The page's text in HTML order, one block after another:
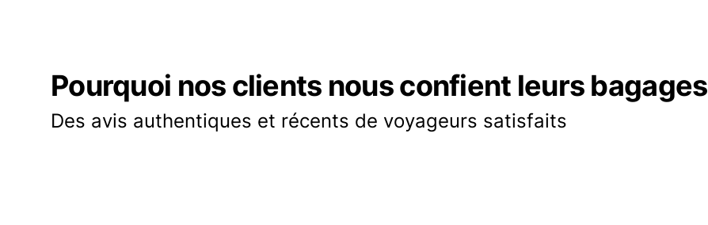
Pourquoi nos clients nous confient leurs bagages
Des avis authentiques et récents de voyageurs satisfaits